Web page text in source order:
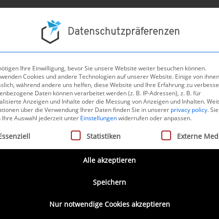
im
Software in der
Datenschutzpräferenzen
Ihre Einwilligung, bevor Sie unsere Website weiter besuchen können.
Cookies und andere Technologien auf unserer Website. Einige von
während andere uns helfen, diese Website und Ihre Erfahrung zu
Daten können verarbeitet werden (z. B. IP-Adressen), z. B. für
Anzeigen und Inhalte oder die Messung von Anzeigen und Inhalten.
über die Verwendung Ihrer Daten finden Sie in unserer privacy policy.Sie
Ihre Auswahl jederzeit unter Einstellungenwiderrufen oder anpassen.
eine Liste der Service-Gruppen, für die eine Einwilligung
Statistiken Externe
Alle akzeptieren
Speichern
Nur notwendige Cookies akzeptieren